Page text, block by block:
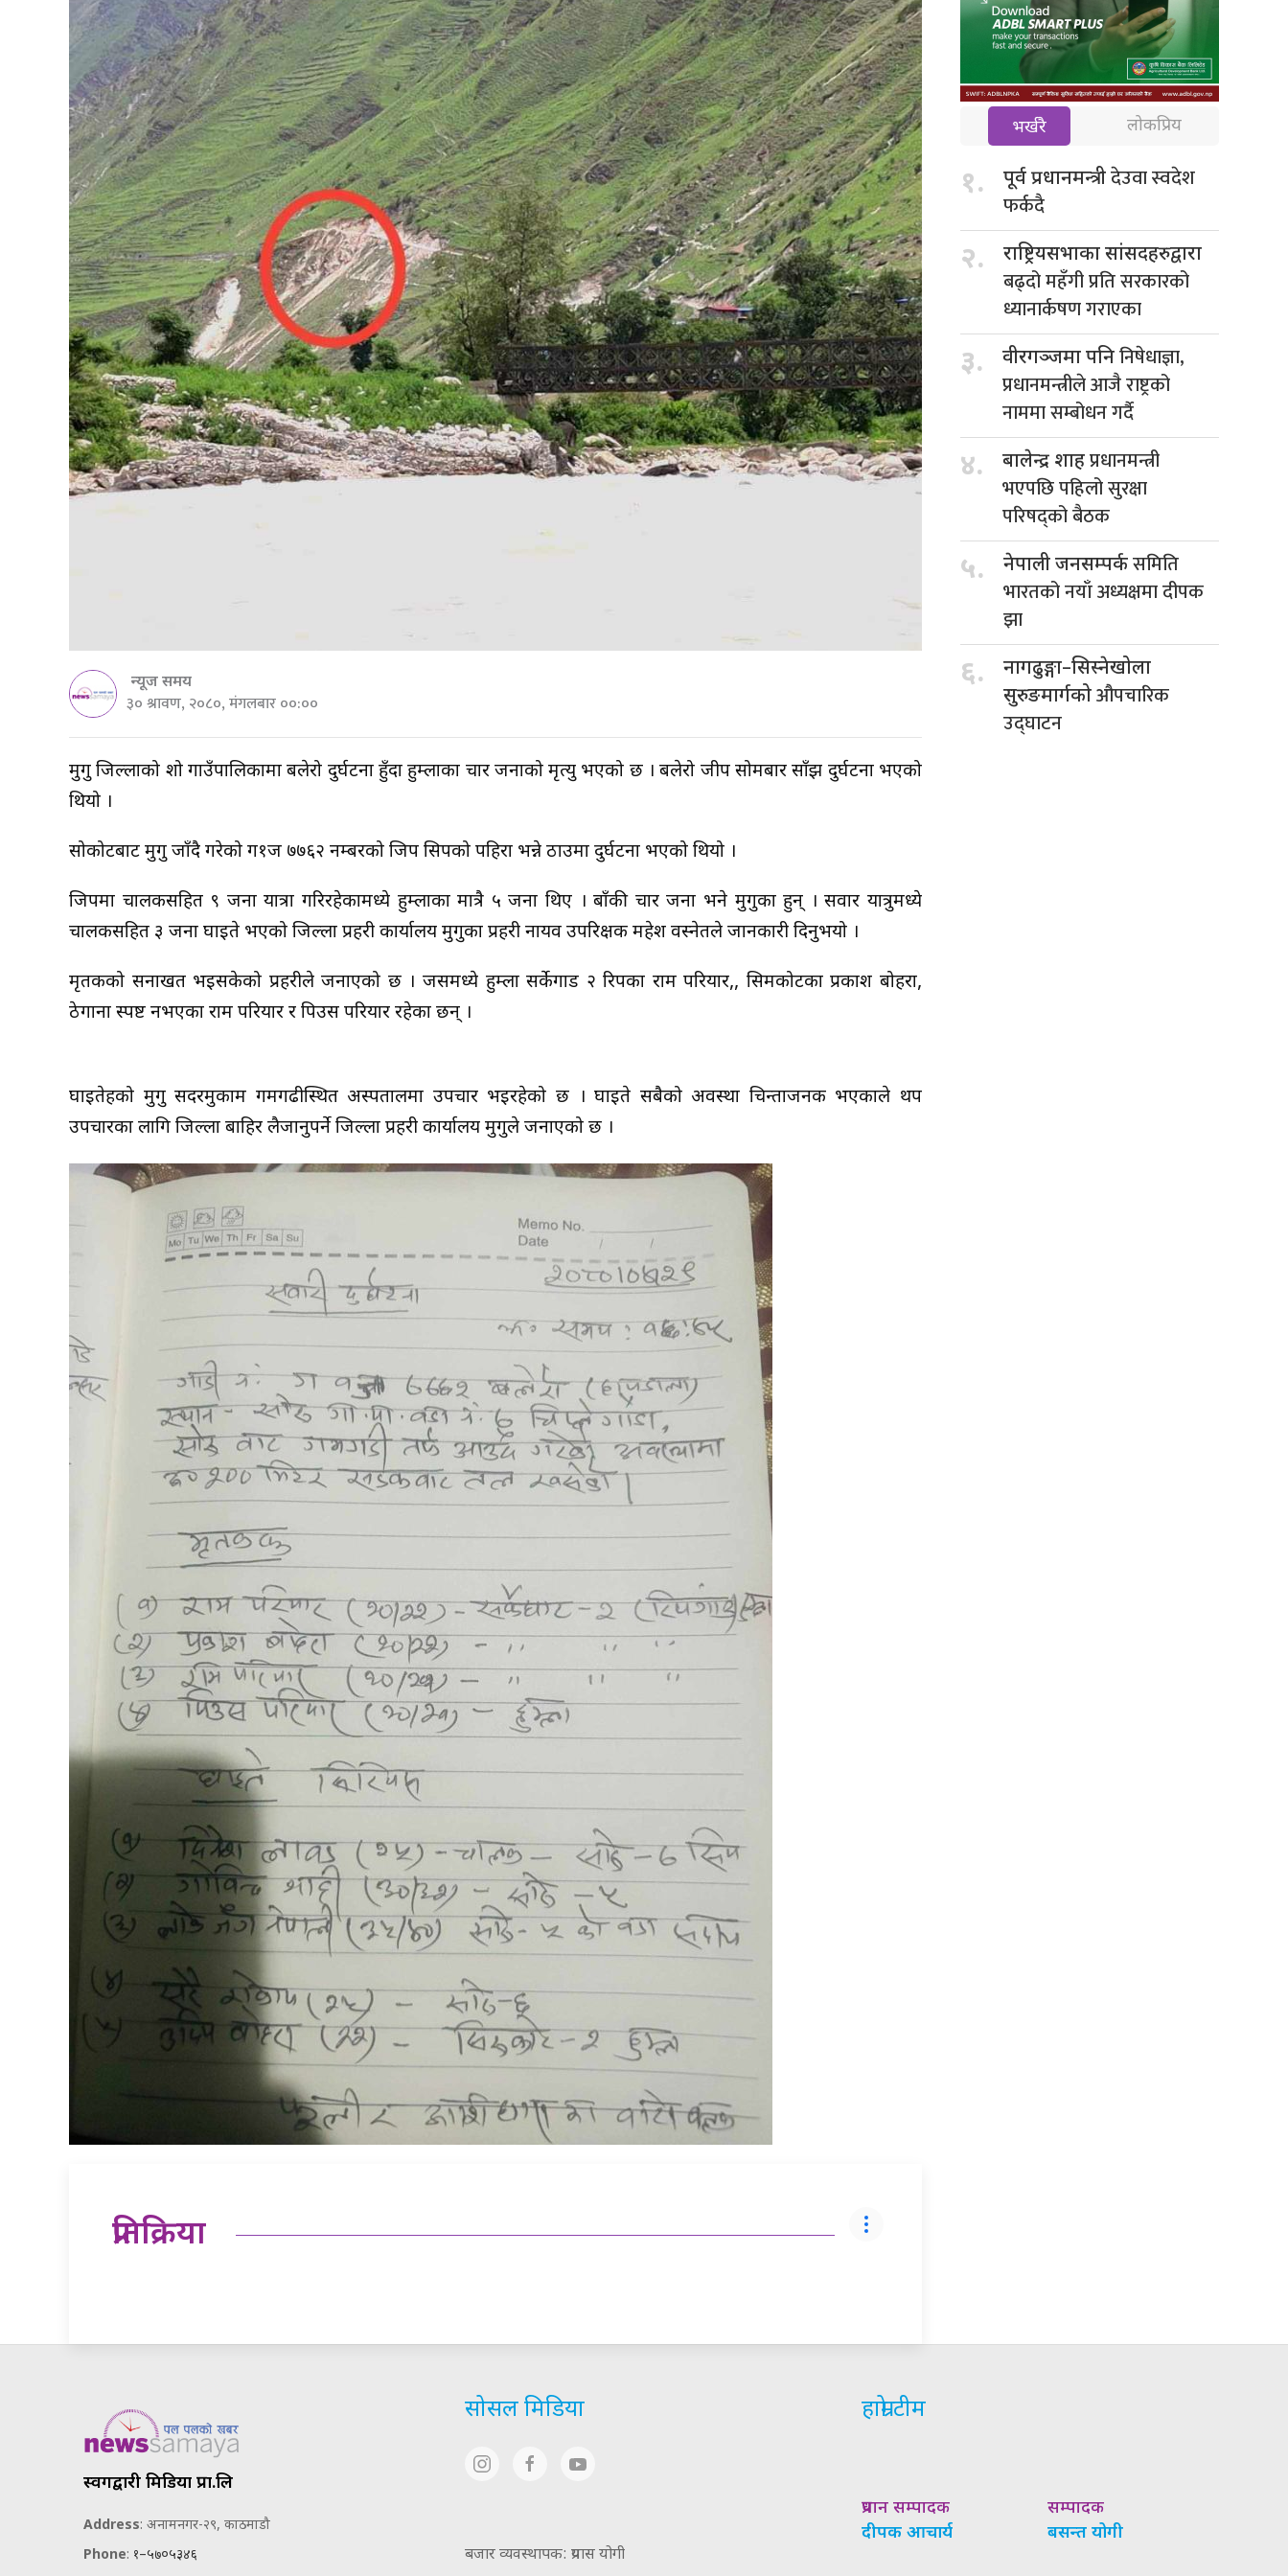
न्यूज समय
३० श्रावण, २०८०, मंगलबार ००:००
मुगु जिल्लाको शोरु गाउँपालिकामा बलेरो दुर्घटना हुँदा हुम्लाका चार जनाको मृत्यु भएको छ । बलेरो जीप सोमबार साँझ दुर्घटना भएको
थियो ।
सोरुकोटबाट मुगु जाँदै गरेको ग१ज ७७६२ नम्बरको जिप सिपको पहिरा भन्ने ठाउमा दुर्घटना भएको थियो ।
जिपमा चालकसहित ९ जना यात्रा गरिरहेकामध्ये हुम्लाका मात्रै ५ जना थिए । बाँकी चार जना भने मुगुका हुन् । सवार यात्रुमध्ये
चालकसहित ३ जना घाइते भएको जिल्ला प्रहरी कार्यालय मुगुका प्रहरी नायव उपरिक्षक महेश वस्नेतले जानकारी दिनुभयो ।
मृतकको सनाखत भइसकेको प्रहरीले जनाएको छ । जसमध्ये हुम्ला सर्केगाड २ रिपका राम परियार,, सिमकोटका प्रकाश बोहरा,
ठेगाना स्पष्ट नभएका राम परियार र पिउस परियार रहेका छन् ।
घाइतेहरुको मुगु सदरमुकाम गमगढीस्थित अस्पतालमा उपचार भइरहेको छ । घाइते सबैको अवस्था चिन्ताजनक भएकाले थप
उपचारका लागि जिल्ला बाहिर लैजानुपर्ने जिल्ला प्रहरी कार्यालय मुगुले जनाएको छ ।
प्रतिक्रिया
भर्खरै लोकप्रिय
१. पूर्व प्रधानमन्त्रीदेउवा स्वदेश
फर्कदै
२. राष्ट्रियसभाका सांसदहरुद्वारा
बढ्दो महँगी प्रति सरकारको
ध्यानार्कषण गराएका
३. वीरगञ्जमा पनिनिषेधाज्ञा,
प्रधानमन्त्रीले आजै राष्ट्रको
नाममा सम्बोधन गर्दै
४. बालेन्द्र शाहप्रधानमन्त्री
भएपछि पहिलो सुरक्षा
परिषद्को बैठक
५. नेपाली जनसम्पर्कसमिति
भारतको नयाँ अध्यक्षमा दीपक
झा
६.
नागढुङ्गा–सिस्नेखोला
सुरुङमार्गकोऔपचारिक
उद्घाटन
स्वर्गद्वारी मिडिया प्रा.लि
Address: अनामनगर-२९, काठमाडौ
Phone: १–५७०५३४६
सोसल मिडिया
बजार व्यवस्थापक: प्रयास योगी
हाम्रो टीम
प्रधान सम्पादक
दीपक आचार्य
सम्पादक
बसन्त योगी